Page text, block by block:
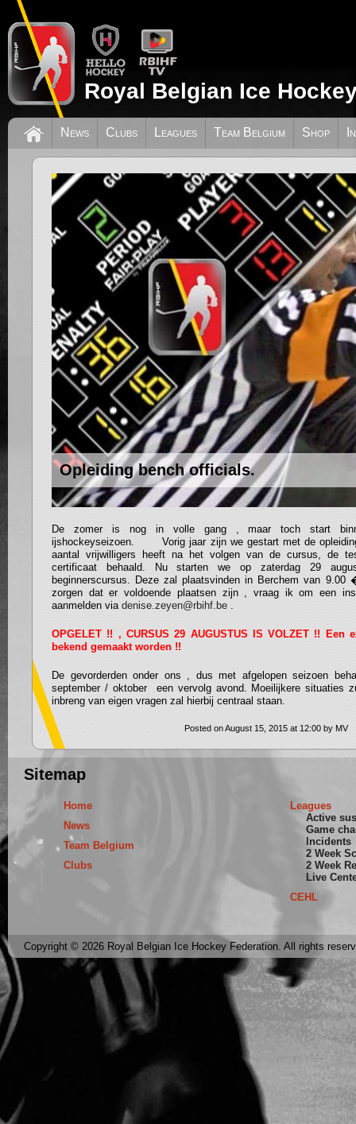
Royal Belgian Ice
News Clubs Leagues Team Belgium Shop
Opleiding bench officials.
De zomer is nog in volle gang , maar toch start
ijshockeyseizoen. Vorig jaar zijn we gestart met de
aantal vrijwilligers heeft na het volgen van de cursus, de
certificaat behaald. Nu starten we op zaterdag 29
beginnerscursus. Deze zal plaatsvinden in Berchem van
zorgen dat er voldoende plaatsen zijn , vraag ik om een
aanmelden via denise.zeyen@rbihf.be .
OPGELET !! , CURSUS 29 AUGUSTUS IS VOLZET !! Een
bekend gemaakt worden !!
De gevorderden onder ons , dus met afgelopen seizoen
september / oktober een vervolg avond. Moeilijkere situaties
inbreng van eigen vragen zal hierbij centraal staan.
Posted on August 15, 2015 at 12:00 by MV
Sitemap
Home
News
Team Belgium
Clubs
Leagues
Active
Game
Incidents
2 Week
2 Week
Live
CEHL
Copyright © 2026 Royal Belgian Ice Hockey Federation. All rights